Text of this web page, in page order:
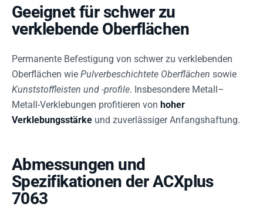
Geeignet für schwer zu
verklebende Oberflächen
Permanente Befestigung von schwer zu verklebenden
Oberflächen wie Pulverbeschichtete Oberflächen sowie
Kunststoffleisten und -profile. Insbesondere Metall–
Metall-Verklebungen profitieren von hoher
Verklebungsstärke und zuverlässiger Anfangshaftung.
Abmessungen und
Spezifikationen der ACXplus
7063